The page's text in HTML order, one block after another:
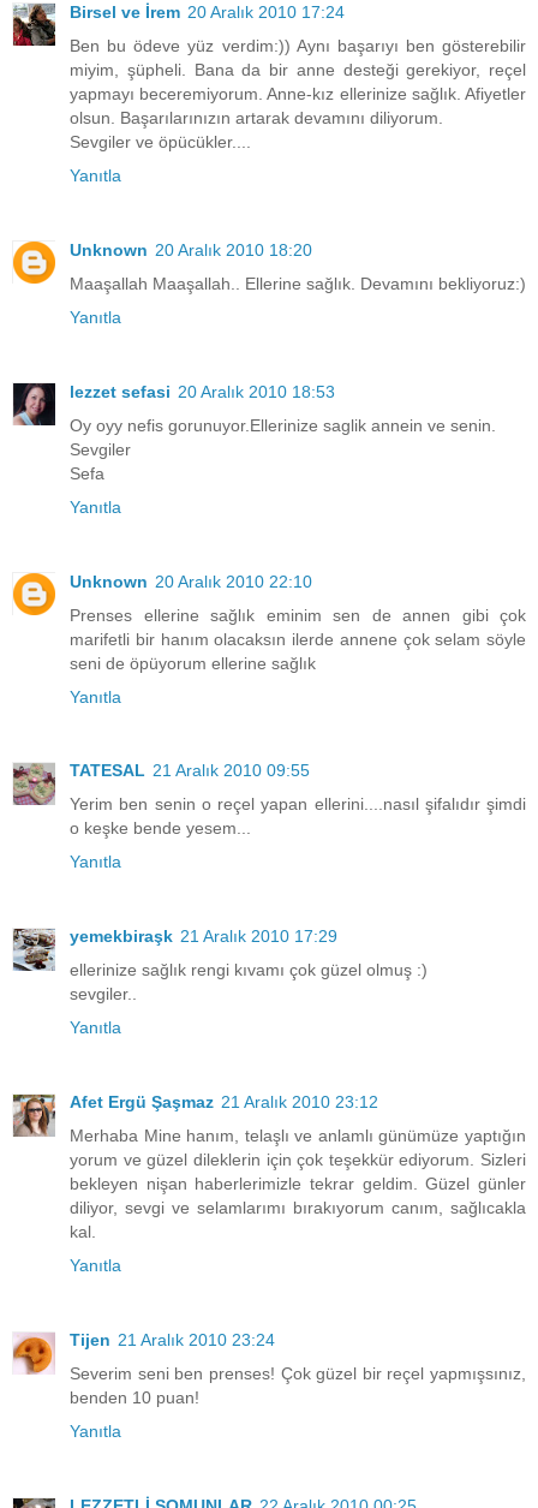
Birsel ve İrem 20 Aralık 2010 17:24
Ben bu ödeve yüz verdim:)) Aynı başarıyı ben gösterebilir
miyim, şüpheli. Bana da bir anne desteği gerekiyor, reçel
yapmayı beceremiyorum. Anne-kız ellerinize sağlık. Afiyetler
olsun. Başarılarınızın artarak devamını diliyorum.
Sevgiler ve öpücükler....
Yanıtla
Unknown 20 Aralık 2010 18:20
Maaşallah Maaşallah.. Ellerine sağlık. Devamını bekliyoruz:)
Yanıtla
lezzet sefasi 20 Aralık 2010 18:53
Oy oyy nefis gorunuyor.Ellerinize saglik annein ve senin.
Sevgiler
Sefa
Yanıtla
Unknown 20 Aralık 2010 22:10
Prenses ellerine sağlık eminim sen de annen gibi çok
marifetli bir hanım olacaksın ilerde annene çok selam söyle
seni de öpüyorum ellerine sağlık
Yanıtla
TATESAL 21 Aralık 2010 09:55
Yerim ben senin o reçel yapan ellerini....nasıl şifalıdır şimdi
o keşke bende yesem...
Yanıtla
yemekbiraşk 21 Aralık 2010 17:29
ellerinize sağlık rengi kıvamı çok güzel olmuş :)
sevgiler..
Yanıtla
Afet Ergü Şaşmaz 21 Aralık 2010 23:12
Merhaba Mine hanım, telaşlı ve anlamlı günümüze yaptığın
yorum ve güzel dileklerin için çok teşekkür ediyorum. Sizleri
bekleyen nişan haberlerimizle tekrar geldim. Güzel günler
diliyor, sevgi ve selamlarımı bırakıyorum canım, sağlıcakla
kal.
Yanıtla
Tijen 21 Aralık 2010 23:24
Severim seni ben prenses! Çok güzel bir reçel yapmışsınız,
benden 10 puan!
Yanıtla